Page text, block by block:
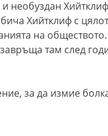
необуздан
Хийтклиф с
на
там след
за да измие